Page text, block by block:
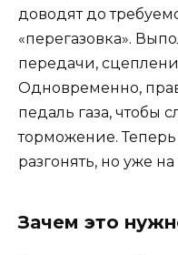
доводят до
«перегазовка».
передачи,
Одновременно,
педаль газа, чтобы
торможение.
разгонять, но уже
Зачем это